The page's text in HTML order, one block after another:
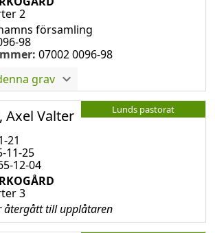
2
församling
98
07002 0096-98
grav
Lunds pastorat
Axel Valter
21
11-25
12-04
3
återgått till upplåtaren